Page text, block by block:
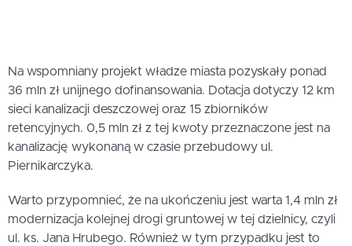
Na wspomniany projekt władze miasta pozyskały ponad
36 mln zł unijnego dofinansowania. Dotacja dotyczy 12 km
sieci kanalizacji deszczowej oraz 15 zbiorników
retencyjnych. 0,5 mln zł z tej kwoty przeznaczone jest na
kanalizację wykonaną w czasie przebudowy ul.
Piernikarczyka.
Warto przypomnieć, że na ukończeniu jest warta 1,4 mln zł
modernizacja kolejnej drogi gruntowej w tej dzielnicy, czyli
ul. ks. Jana Hrubego. Również w tym przypadku jest to